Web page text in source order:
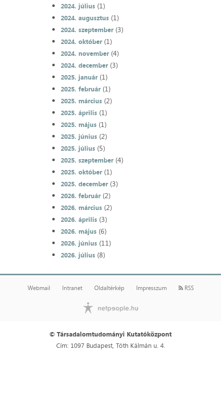
2024. július(1)
2024. augusztus(1)
2024. szeptember(3)
2024. október(1)
2024. november(4)
2024. december(3)
2025. január(1)
2025. február(1)
2025. március(2)
2025. április(1)
2025. május(1)
2025. június(2)
2025. július(5)
2025. szeptember(4)
2025. október(1)
2025. december(3)
2026. február(2)
2026. március(2)
2026. április(3)
2026. május(6)
2026. június(11)
2026. július(8)
Webmail Intranet Oldaltérkép Impresszum RSS
© Társadalomtudományi Kutatóközpont
Cím: 1097 Budapest, Tóth Kálmán u. 4.